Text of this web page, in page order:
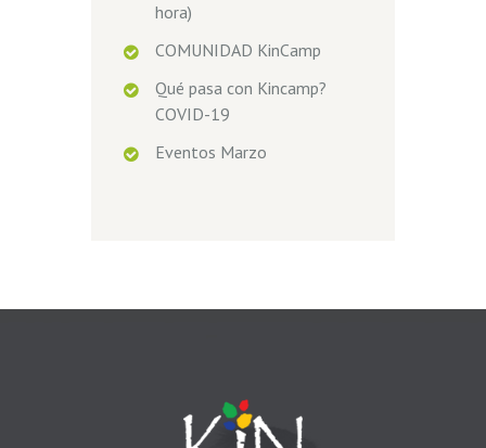
hora)
COMUNIDAD KinCamp
Qué pasa con Kincamp?
COVID-19
Eventos Marzo